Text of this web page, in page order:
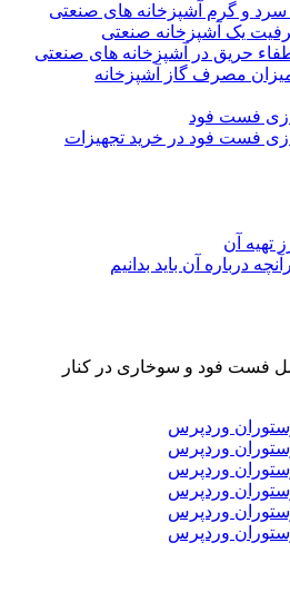
سرد و گرم آشپزخانه های صنعتی
یک آشپزخانه صنعتی
حریق در آشپزخانه های صنعتی
مصرف گاز آشپزخانه
فست فود
فست فود در خرید تجهیزات
تهیه آن
درباره آن باید بدانیم
فست فود و سوخاری در کنار